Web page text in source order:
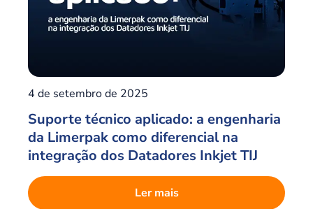
4 de setembro de 2025
Suporte técnico aplicado: a engenharia
da Limerpak como diferencial na
integração dos Datadores Inkjet TIJ
Ler mais